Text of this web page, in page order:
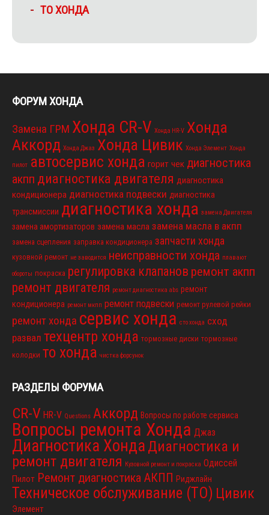
ТО ХОНДА
ФОРУМ ХОНДА
Замена ГРМ Хонда CR-V Хонда HR-V Хонда
Аккорд Хонда Джаз Хонда Цивик Хонда Элемент Хонда
пилот автосервис хонда горит чек диагностика
акпп диагностика двигателя диагностика
кондиционера диагностика подвески диагностика
трансмиссии диагностика хонда замена Двигателя
замена амортизаторов замена масла замена масла в акпп
замена сцепления заправка кондиционера запчасти хонда
кузовной ремонт не заводится неисправности хонда плавают
обороты покраска регулировка клапанов ремонт акпп
ремонт двигателя ремонт диагностика abs ремонт
кондиционера ремонт мкпп ремонт подвески ремонт рулевой рейки
ремонт хонда сервис хонда сто хонда сход
развал техцентр хонда тормозные диски тормозные
колодки то хонда чистка форсунок
РАЗДЕЛЫ ФОРУМА
CR-V HR-V Questions Аккорд Вопросы по работе сервиса
Вопросы ремонта Хонда Джаз
Диагностика Хонда Диагностика и
ремонт двигателя Кузовной ремонт и покраска Одиссей
Пилот Ремонт диагностика АКПП Риджлайн
Техническое обслуживание (ТО) Цивик
Элемент